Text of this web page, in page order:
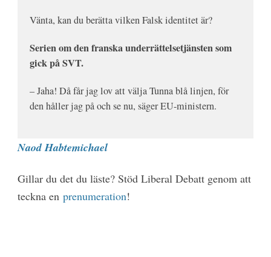
Vänta, kan du berätta vilken Falsk identitet är?
Serien om den franska underrättelsetjänsten som
gick på SVT.
– Jaha! Då får jag lov att välja Tunna blå linjen, för
den håller jag på och se nu, säger EU-ministern.
Naod Habtemichael
Gillar du det du läste? Stöd Liberal Debatt genom att
teckna en prenumeration!